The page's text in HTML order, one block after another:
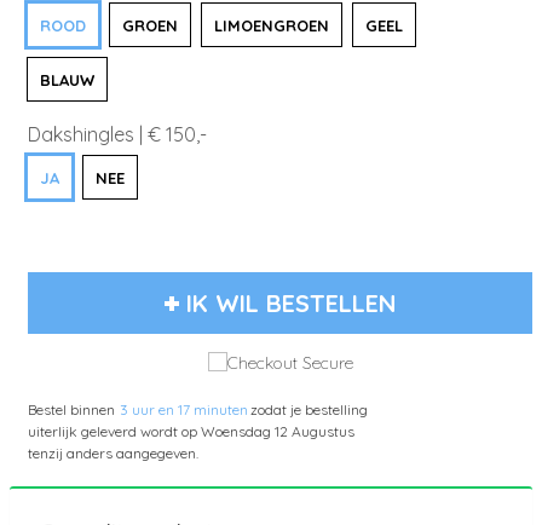
ROOD GROEN LIMOENGROEN GEEL
BLAUW
Dakshingles | € 150,-
JA NEE
IK WIL BESTELLEN
Bestel binnen 3 uur en 17 minutenzodat je bestelling
uiterlijk geleverd wordt op Woensdag 12 Augustus
tenzij anders aangegeven.